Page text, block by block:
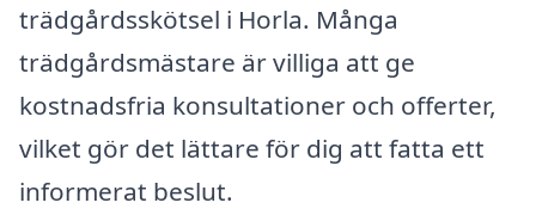
trädgårdsskötsel i Horla. Många
trädgårdsmästare är villiga att ge
kostnadsfria konsultationer och offerter,
vilket gör det lättare för dig att fatta ett
informerat beslut.